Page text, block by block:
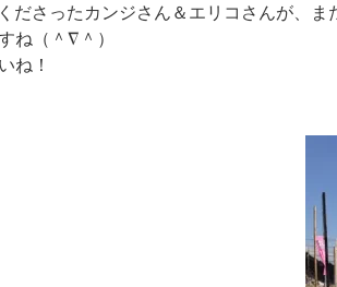
ださったカンジさん＆エリコさんが、ま
ね（＾∇＾）
ね！